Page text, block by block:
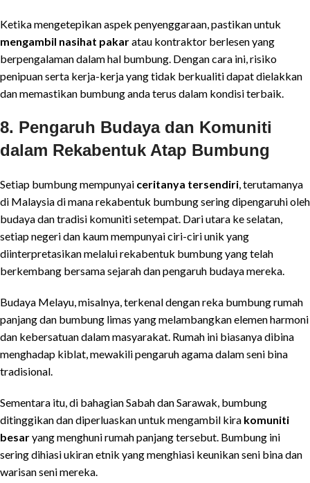
Ketika mengetepikan aspek penyenggaraan, pastikan untuk
mengambil nasihat pakaratau kontraktor berlesen yang
berpengalaman dalam hal bumbung. Dengan cara ini, risiko
penipuan serta kerja-kerja yang tidak berkualiti dapat dielakkan
dan memastikan bumbung anda terus dalam kondisi terbaik.
8. Pengaruh Budaya dan Komuniti
dalam Rekabentuk Atap Bumbung
Setiap bumbung mempunyai ceritanya tersendiri , terutamanya
di Malaysia di mana rekabentuk bumbung sering dipengaruhi oleh
budaya dan tradisi komuniti setempat. Dari utara ke selatan,
setiap negeri dan kaum mempunyai ciri-ciri unik yang
diinterpretasikan melalui rekabentuk bumbung yang telah
berkembang bersama sejarah dan pengaruh budaya mereka.
Budaya Melayu, misalnya, terkenal dengan reka bumbung rumah
panjang dan bumbung limas yang melambangkan elemen harmoni
dan kebersatuan dalam masyarakat. Rumah ini biasanya dibina
menghadap kiblat, mewakili pengaruh agama dalam seni bina
tradisional.
Sementara itu, di bahagian Sabah dan Sarawak, bumbung
ditinggikan dan diperluaskan untuk mengambil kira komuniti
besaryang menghuni rumah panjang tersebut. Bumbung ini
sering dihiasi ukiran etnik yang menghiasi keunikan seni bina dan
warisan seni mereka.